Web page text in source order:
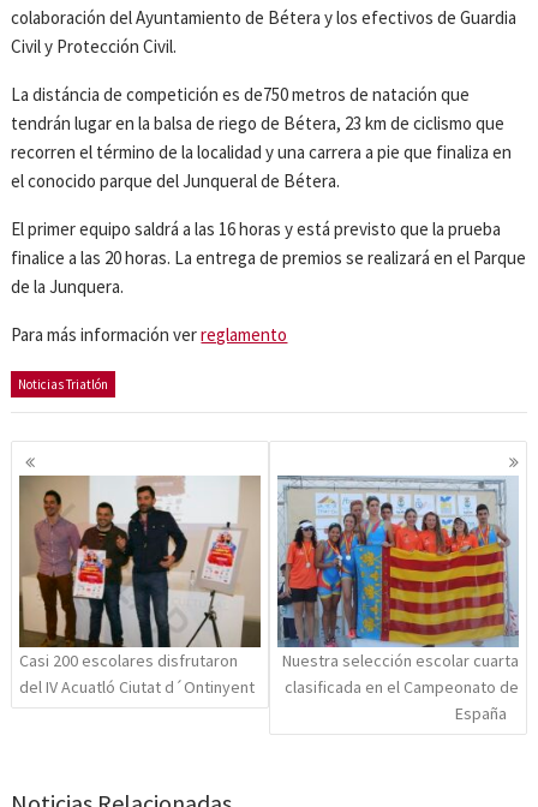
colaboración del Ayuntamiento de Bétera y los efectivos de Guardia
Civil y Protección Civil.
La distáncia de competición es de750 metros de natación que
tendrán lugar en la balsa de riego de Bétera, 23 km de ciclismo que
recorren el término de la localidad y una carrera a pie que finaliza en
el conocido parque del Junqueral de Bétera.
El primer equipo saldrá a las 16 horas y está previsto que la prueba
finalice a las 20 horas. La entrega de premios se realizará en el Parque
de la Junquera.
Para más información verreglamento
Noticias Triatlón
Navegación
de
entradas
Casi 200 escolares disfrutaron
del IV Acuatló Ciutat d´Ontinyent
Nuestra selección escolar cuarta
clasificada en el Campeonato de
España